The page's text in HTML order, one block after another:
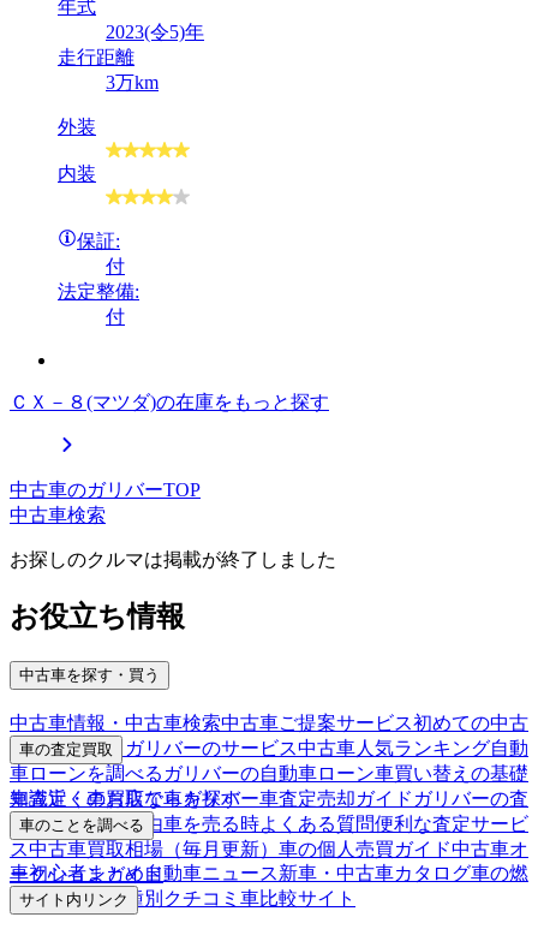
年式
2023(令5)年
走行距離
3万km
外装
内装
保証:
付
法定整備:
付
ＣＸ－８(マツダ)の在庫をもっと探す
中古車のガリバーTOP
中古車検索
お探しのクルマは掲載が終了しました
お役立ち情報
中古車を探す・買う
中古車情報・中古車検索中古車ご提案サービス初めての中古
車購入ガイド
ガリバーのサービス中古車人気ランキング自動
車ローンを調べる ガリバーの自動車ローン車買い替えの基礎
知識近くのお店で車を探す
車の査定買取
車査定・車買取ならガリバー車査定売却ガイド ガリバーの査
定が選ばれる理由車を売る時よくある質問便利な査定サービ
ス中古車買取相場（毎月更新） 車の個人売買ガイド中古車オ
ークションガイド
車のことを調べる
車初心者まとめ自動車ニュース新車・中古車カタログ車の燃
費を調べる車種別クチコミ 車比較サイト
サイト内リンク